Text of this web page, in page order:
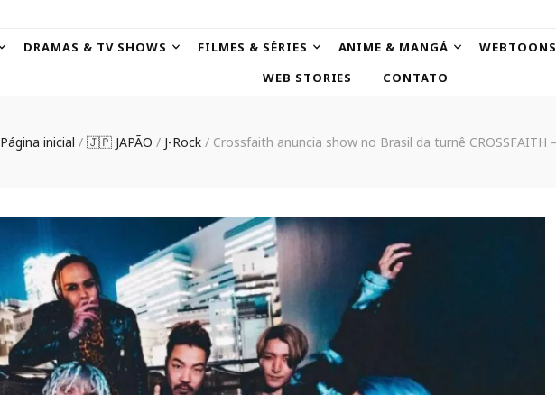
DRAMAS & TV SHOWS FILMES & SÉRIES ANIME & MANGÁ WEBTOONS
WEB STORIES
CONTATO
Página inicial / 🇯🇵 JAPÃO / J-Rock / Crossfaith anuncia show no Brasil da turnê